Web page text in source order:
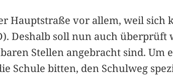
Hauptstraße vor allem, weil
Deshalb soll nun auch
Stellen angebracht sind.
Schule bitten, den Schulweg